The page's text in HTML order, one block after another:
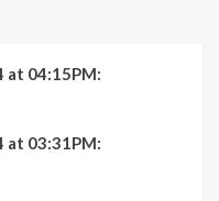
at 04:15PM:
at 03:31PM: